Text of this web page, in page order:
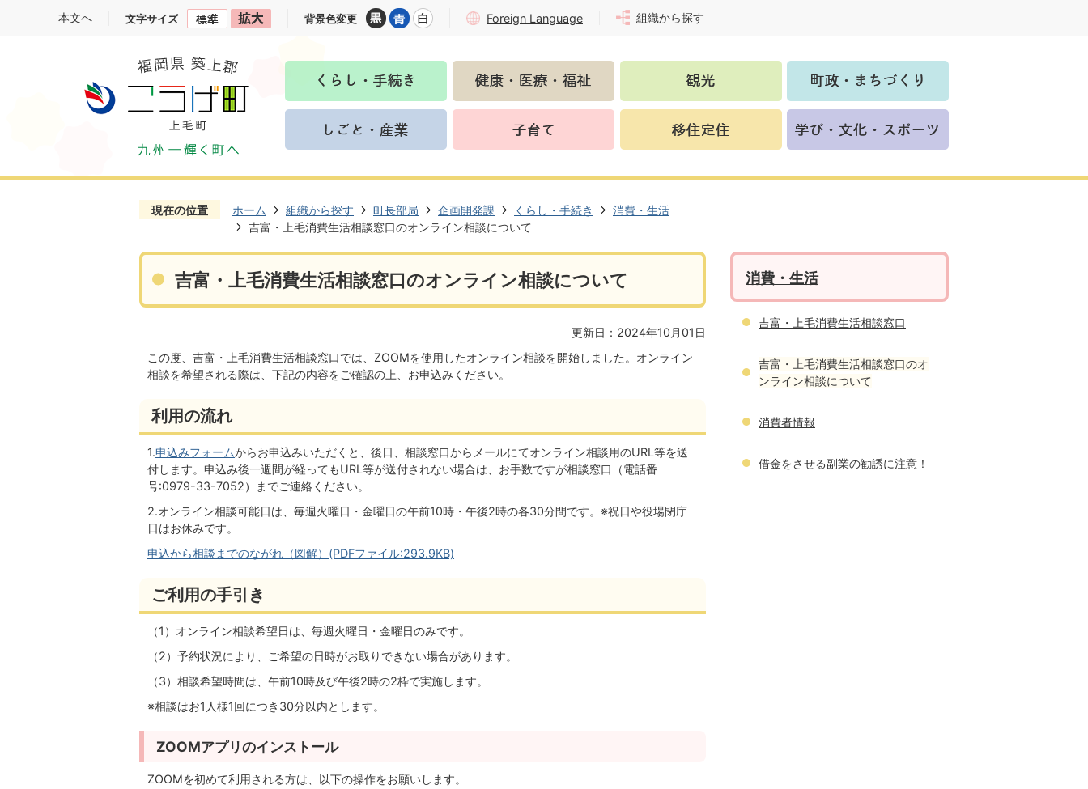
本文へ 文字サイズ 背景色変更 Foreign Language 組織から探す
現在の位置 ホーム 組織から探す 町長部局 企画開発課 くらし・手続き
消費・生活
吉富・上毛消費生活相談窓口のオンライン相談について
吉富・上毛消費生活相談窓口のオンライン相談について
更新日：2024年10月01日
この度、吉富・上毛消費生活相談窓口では、ZOOMを使用したオンライン相談を開始しました。オンライン
相談を希望される際は、下記の内容をご確認の上、お申込みください。
利用の流れ
1.申込みフォームからお申込みいただくと、後日、相談窓口からメールにてオンライン相談用のURL等を送
付します。申込み後一週間が経ってもURL等が送付されない場合は、お手数ですが相談窓口（電話番
号:0979-33-7052）までご連絡ください。
2.オンライン相談可能日は、毎週火曜日・金曜日の午前10時・午後2時の各30分間です。※祝日や役場閉庁
日はお休みです。
申込から相談までのながれ（図解）(PDFファイル:293.9KB)
ご利用の手引き
（1）オンライン相談希望日は、毎週火曜日・金曜日のみです。
（2）予約状況により、ご希望の日時がお取りできない場合があります。
（3）相談希望時間は、午前10時及び午後2時の2枠で実施します。
※相談はお1人様1回につき30分以内とします。
ZOOMアプリのインストール
ZOOMを初めて利用される方は、以下の操作をお願いします。
消費・生活
吉富・上毛消費生活相談窓口
吉富・上毛消費生活相談窓口のオ
ンライン相談について
消費者情報
借金をさせる副業の勧誘に注意！